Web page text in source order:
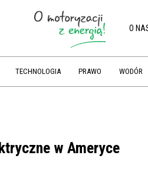
O
TECHNOLOGIA PRAWO WODÓR
w Ameryce